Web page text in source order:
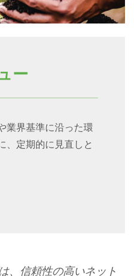
ー
業界基準に沿った環
、定期的に見直しと
、信頼性の高いネット